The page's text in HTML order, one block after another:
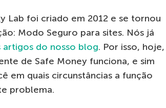
Lab foi criado em 2012 e se tornou
Modo Seguro para sites. Nós já
artigos do nosso blog. Por isso, hoje,
de Safe Money funciona, e sim
em quais circunstâncias a função
problema.